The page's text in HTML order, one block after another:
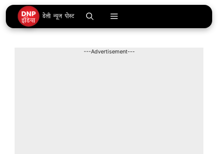
Skip
to
content
Menu
---Advertisement---